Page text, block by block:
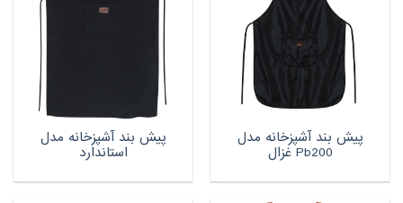
پیش بند آشپزخانه مدل
Pb200 غزال
پیش بند آشپزخانه مدل
استاندارد